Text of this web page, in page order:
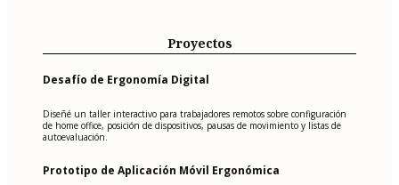
Proyectos
Desafío de Ergonomía Digital
Diseñé un taller interactivo para trabajadores remotos sobre configuración
de home office, posición de dispositivos, pausas de movimiento y listas de
autoevaluación.
Prototipo de Aplicación Móvil Ergonómica